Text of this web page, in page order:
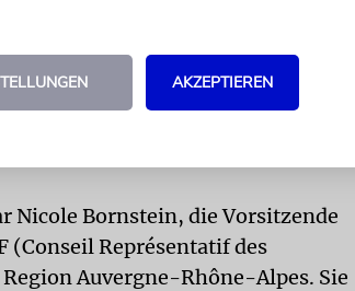
kommunistische und ökologische
für den Boykott israelischer,
Nicole Bornstein, die Vorsitzende
(Conseil Représentatif des
Auvergne-Rhône-Alpes. Sie
AKZEPTIEREN